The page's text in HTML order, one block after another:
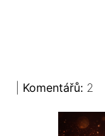
Komentářů: 2